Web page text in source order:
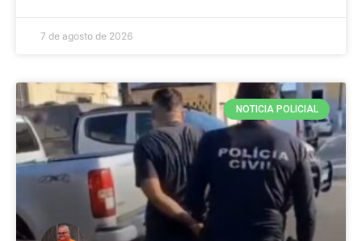
7 de agosto de 2026
NOTICIA POLICIAL